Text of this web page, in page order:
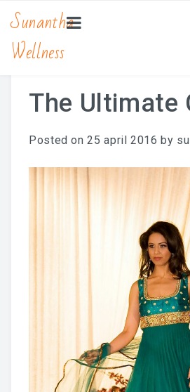
Sunantha
Wellness
Hot Stone
Lomi Lomi
Traditionele
MANICURE &
BEAUTY
HARSEN
OVER MIJ
The Ultimate
Posted on25 april 2016 by